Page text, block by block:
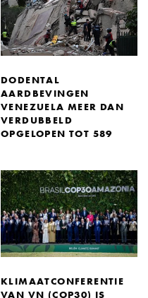
DODENTAL
AARDBEVINGEN
VENEZUELA MEER DAN
VERDUBBELD
OPGELOPEN TOT 589
KLIMAATCONFERENTIE
VAN VN (COP30) IS